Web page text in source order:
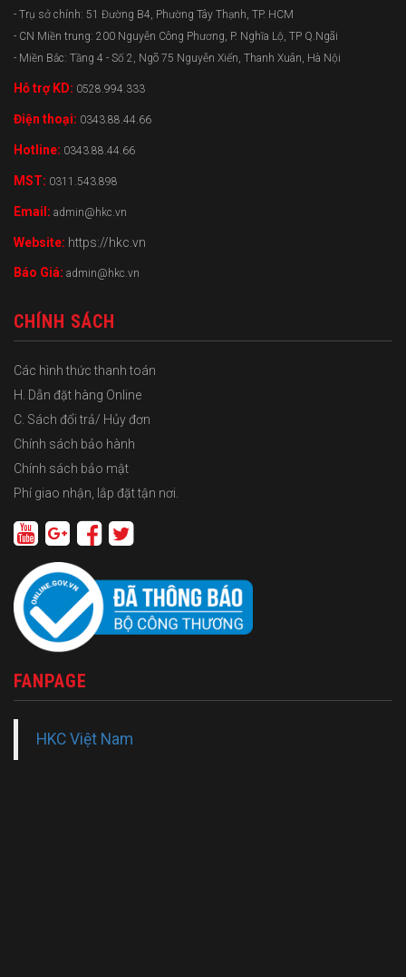
- Trụ sở chính: 51 Đường B4, Phường Tây Thạnh, TP. HCM
- CN Miền trung: 200 Nguyễn Công Phương, P. Nghĩa Lộ, TP Q.Ngãi
- Miền Bắc: Tầng 4 - Số 2, Ngõ 75 Nguyễn Xiển, Thanh Xuân, Hà Nội
Hỗ trợ KD: 0528.994.333
Điện thoại: 0343.88.44.66
Hotline: 0343.88.44.66
MST: 0311.543.898
Email: admin@hkc.vn
Website: https://hkc.vn
Báo Giá: admin@hkc.vn
CHÍNH SÁCH
Các hình thức thanh toán
H. Dẫn đặt hàng Online
C. Sách đổi trả/ Hủy đơn
Chính sách bảo hành
Chính sách bảo mật
Phí giao nhận, lắp đặt tận nơi.
FANPAGE
HKC Việt Nam